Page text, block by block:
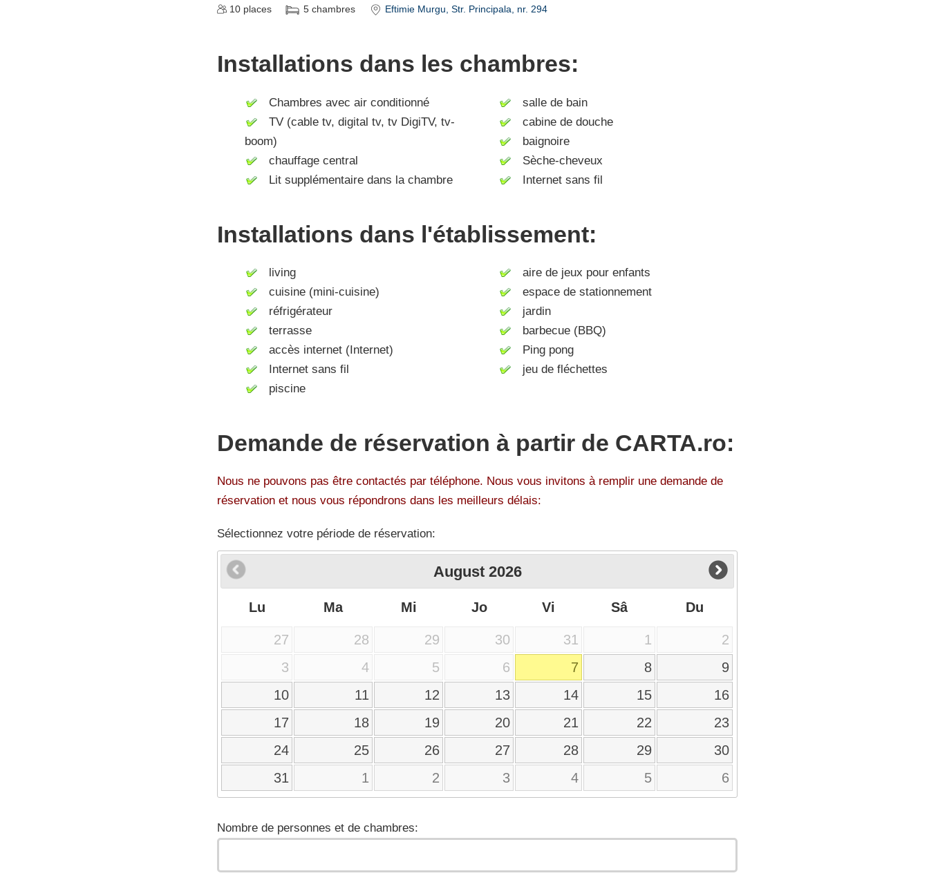
10 places 5 chambres Eftimie Murgu, Str. Principala, nr. 294
Installations dans les chambres:
Chambres avec air conditionné
TV (cable tv, digital tv, tv DigiTV, tv-
boom)
chauffage central
Lit supplémentaire dans la chambre
salle de bain
cabine de douche
baignoire
Sèche-cheveux
Internet sans fil
Installations dans l'établissement:
living
cuisine (mini-cuisine)
réfrigérateur
terrasse
accès internet (Internet)
Internet sans fil
piscine
aire de jeux pour enfants
espace de stationnement
jardin
barbecue (BBQ)
Ping pong
jeu de fléchettes
Demande de réservation à partir de CARTA.ro:
Nous ne pouvons pas être contactés par téléphone. Nous vous invitons à remplir une demande de
réservation et nous vous répondrons dans les meilleurs délais:
Sélectionnez votre période de réservation:
August 2026
Lu Ma Mi Jo Vi Sâ Du
27 28 29 30 31 1
2
3
4 5 6 7 8
9
10
11 12 13 14 15
16
17
18 19 20 21 22
23
24
25 26 27 28 29
30
31
1 2 3 4 5 6
Nombre de personnes et de chambres: